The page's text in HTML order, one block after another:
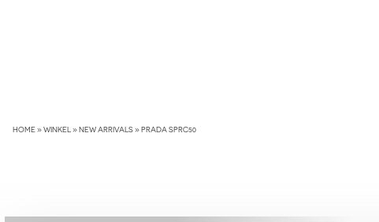
HOME»WINKEL »NEW ARRIVALS»PRADA SPRC50